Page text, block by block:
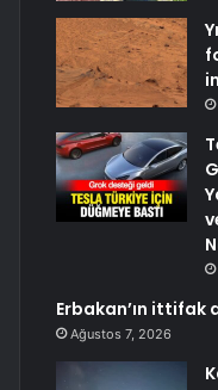
Erbakan’ın ittifak
Ağustos 7, 2026